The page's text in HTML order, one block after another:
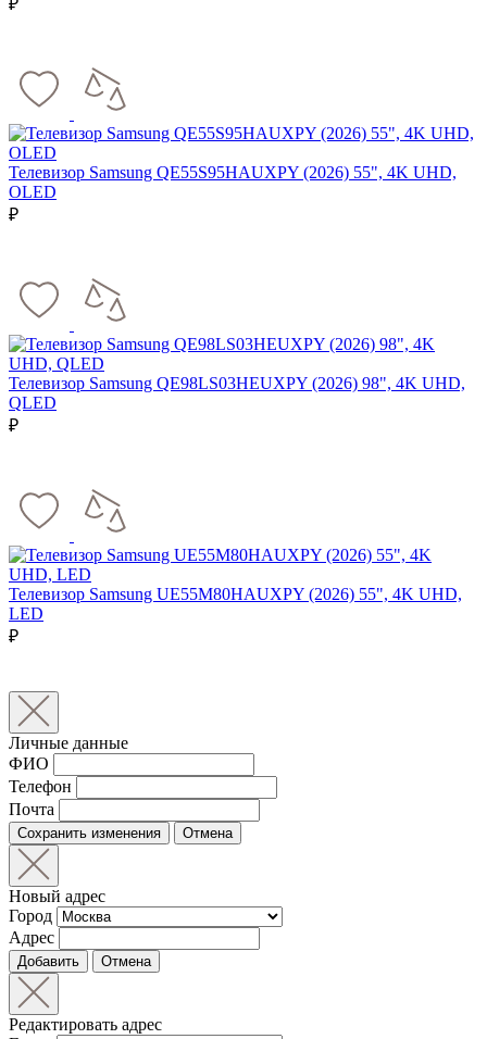
Телевизор Samsung QE55S95HAUXPY (2026) 55", 4K UHD,
OLED
₽
Телевизор Samsung QE98LS03HEUXPY (2026) 98", 4K UHD,
QLED
₽
Телевизор Samsung UE55M80HAUXPY (2026) 55", 4K UHD,
LED
₽
Личные данные
ФИО
Телефон
Почта
Сохранить изменения Отмена
Новый адрес
Город
Адрес
Добавить Отмена
Редактировать адрес